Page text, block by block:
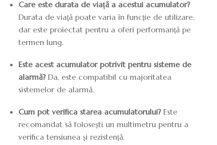
Care este durata de viață a acestui acumulator?
Durata de viață poate varia în funcție de utilizare,
dar este proiectat pentru a oferi performanță pe
termen lung.
Este acest acumulator potrivit pentru sisteme de
alarmă? Da, este compatibil cu majoritatea
sistemelor de alarmă.
Cum pot verifica starea acumulatorului? Este
recomandat să folosești un multimetru pentru a
verifica tensiunea și rezistență.